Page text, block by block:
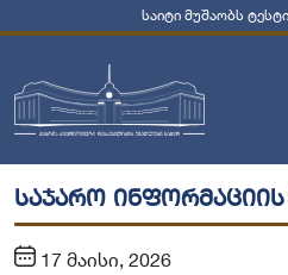
საიტი მუშაობს
საჯარო
17 მაისი, 2026